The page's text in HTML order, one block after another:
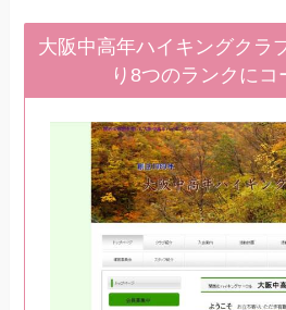
大阪中高年ハイキングクラ
り8つのランクにコ